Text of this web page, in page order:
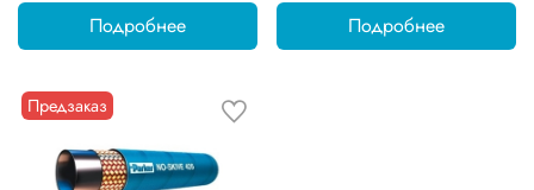
Подробнее Подробнее
Предзаказ